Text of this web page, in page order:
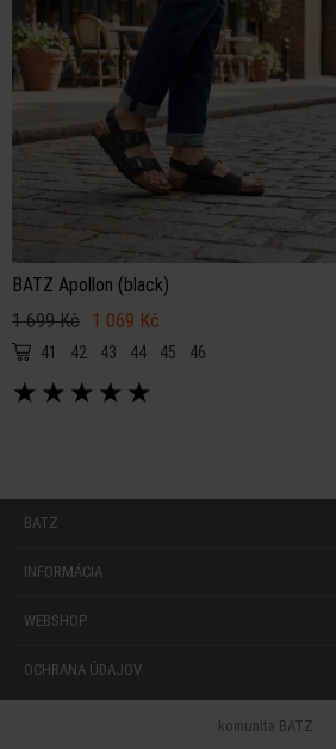
BATZ Apollon (black)
1 699 Kč 1 069 Kč
41 42 43 44 45 46
★ ★ ★ ★ ★
BATZ
INFORMÁCIA
WEBSHOP
OCHRANA ÚDAJOV
komunita BATZ: